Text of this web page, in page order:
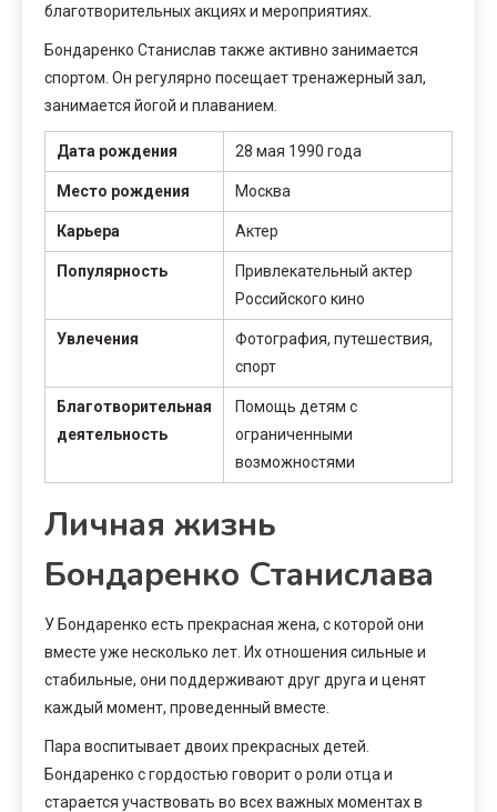
благотворительных акциях и мероприятиях.
Бондаренко Станислав также активно занимается
спортом. Он регулярно посещает тренажерный зал,
занимается йогой и плаванием.
Дата рождения 28 мая 1990 года
Место рождения Москва
Карьера Актер
Популярность
Привлекательный актер
Российского кино
Увлечения
Фотография, путешествия,
спорт
Благотворительная
деятельность
Помощь детям с
ограниченными
возможностями
Личная жизнь
Бондаренко Станислава
У Бондаренко есть прекрасная жена, с которой они
вместе уже несколько лет. Их отношения сильные и
стабильные, они поддерживают друг друга и ценят
каждый момент, проведенный вместе.
Пара воспитывает двоих прекрасных детей.
Бондаренко с гордостью говорит о роли отца и
старается участвовать во всех важных моментах в